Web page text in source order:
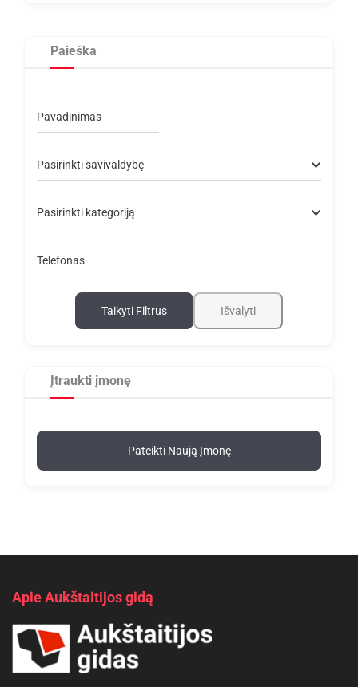
Paieška
Pavadinimas
Pasirinkti savivaldybę
Pasirinkti kategoriją
Telefonas
Taikyti Filtrus Išvalyti
Įtraukti įmonę
Pateikti Naują Įmonę
Apie Aukštaitijos gidą